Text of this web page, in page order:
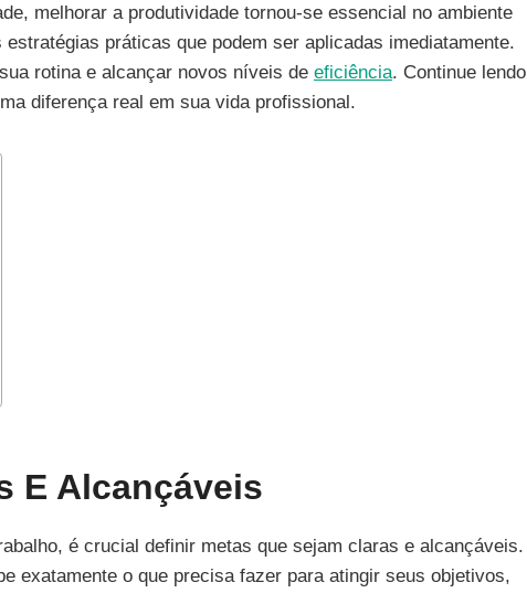
melhorar a produtividade tornou-se essencial no ambiente
práticas que podem ser aplicadas imediatamente.
rotina e alcançar novos níveis de eficiência. Continue lendo
diferença real em sua vida profissional.
E Alcançáveis
é crucial definir metas que sejam claras e alcançáveis.
exatamente o que precisa fazer para atingir seus objetivos,